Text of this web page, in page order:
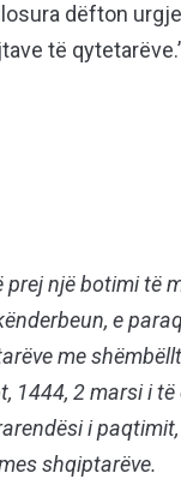
dëfton
të
prej një botimi të
e
me
1444, 2 marsi i
i
shqiptarëve.